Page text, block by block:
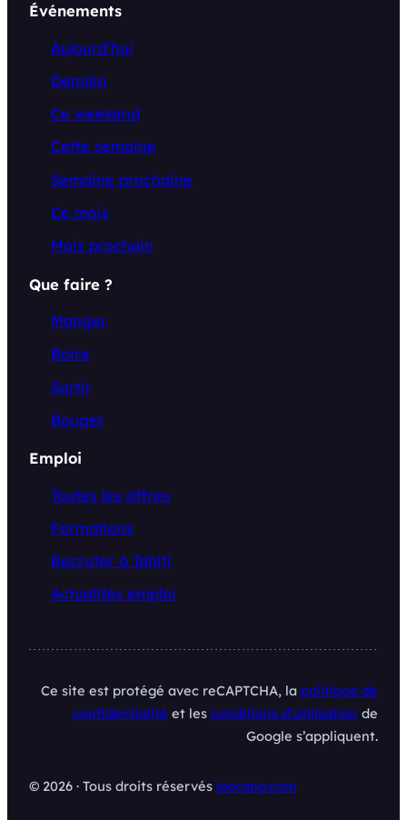
Événements
Aujourd’hui
Demain
Ce weekend
Cette semaine
Semaine prochaine
Ce mois
Mois prochain
Que faire ?
Manger
Boire
Sortir
Bouger
Emploi
Toutes les offres
Formations
Recruter à Tahiti
Actualités emploi
Ce site est protégé avec reCAPTCHA, la politique de
confidentialité et les conditions d’utilisation de
Google s’appliquent.
© 2026 · Tous droits réservés iaorana.com